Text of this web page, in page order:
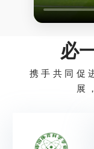
必
携手共同促
展